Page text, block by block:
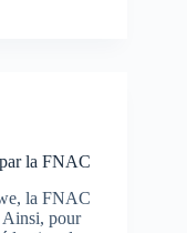
la FNAC
la FNAC
Ainsi, pour